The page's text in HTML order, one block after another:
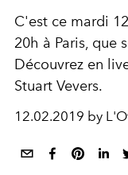
C'est ce mardi
20h à Paris, que
Découvrez en
Stuart Vevers.
12.02.2019 by